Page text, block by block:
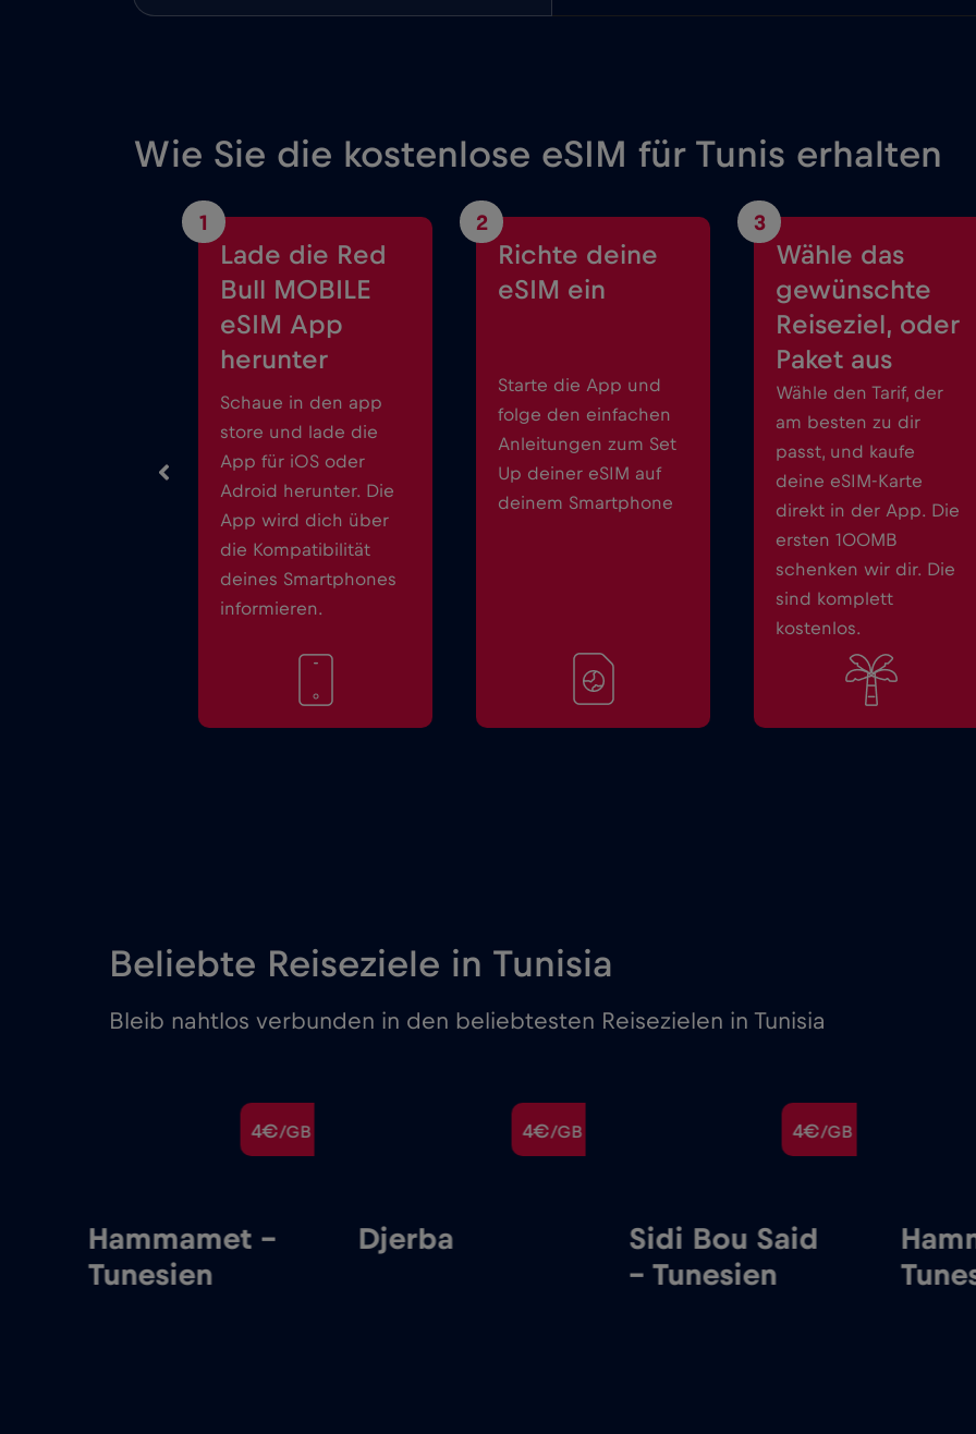
Wie Sie die kostenlose eSIM für Tunis erhalten
1
Lade die Red
Bull MOBILE
eSIM App
herunter
Schaue in den app
store und lade die
App für iOS oder
Adroid herunter. Die
App wird dich über
die Kompatibilität
deines Smartphones
informieren.
2
Richte deine
eSIM ein
Starte die App und
folge den einfachen
Anleitungen zum Set
Up deiner eSIM auf
deinem Smartphone
3
Wähle das
gewünschte
Reiseziel, oder
Paket aus
Wähle den Tarif, der
am besten zu dir
passt, und kaufe
deine eSIM-Karte
direkt in der App. Die
ersten 100MB
schenken wir dir. Die
sind komplett
kostenlos.
Beliebte Reiseziele in Tunisia
Bleib nahtlos verbunden in den beliebtesten Reisezielen in Tunisia
4€/GB
Hammamet –
Tunesien
4€/GB
Djerba
4€/GB
Sidi Bou Said
– Tunesien